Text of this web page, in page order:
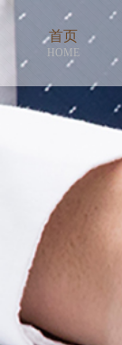
首页
HOME